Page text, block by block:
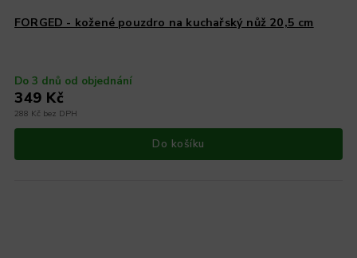
FORGED - kožené pouzdro na kuchařský nůž 20,5 cm
Do 3 dnů od objednání
288 Kč bez DPH
349 Kč
Do košíku